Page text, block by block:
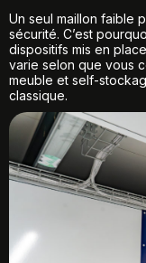
Un seul maillon faible
sécurité. C’est
dispositifs mis en
varie selon que vous
meuble et self-
classique.